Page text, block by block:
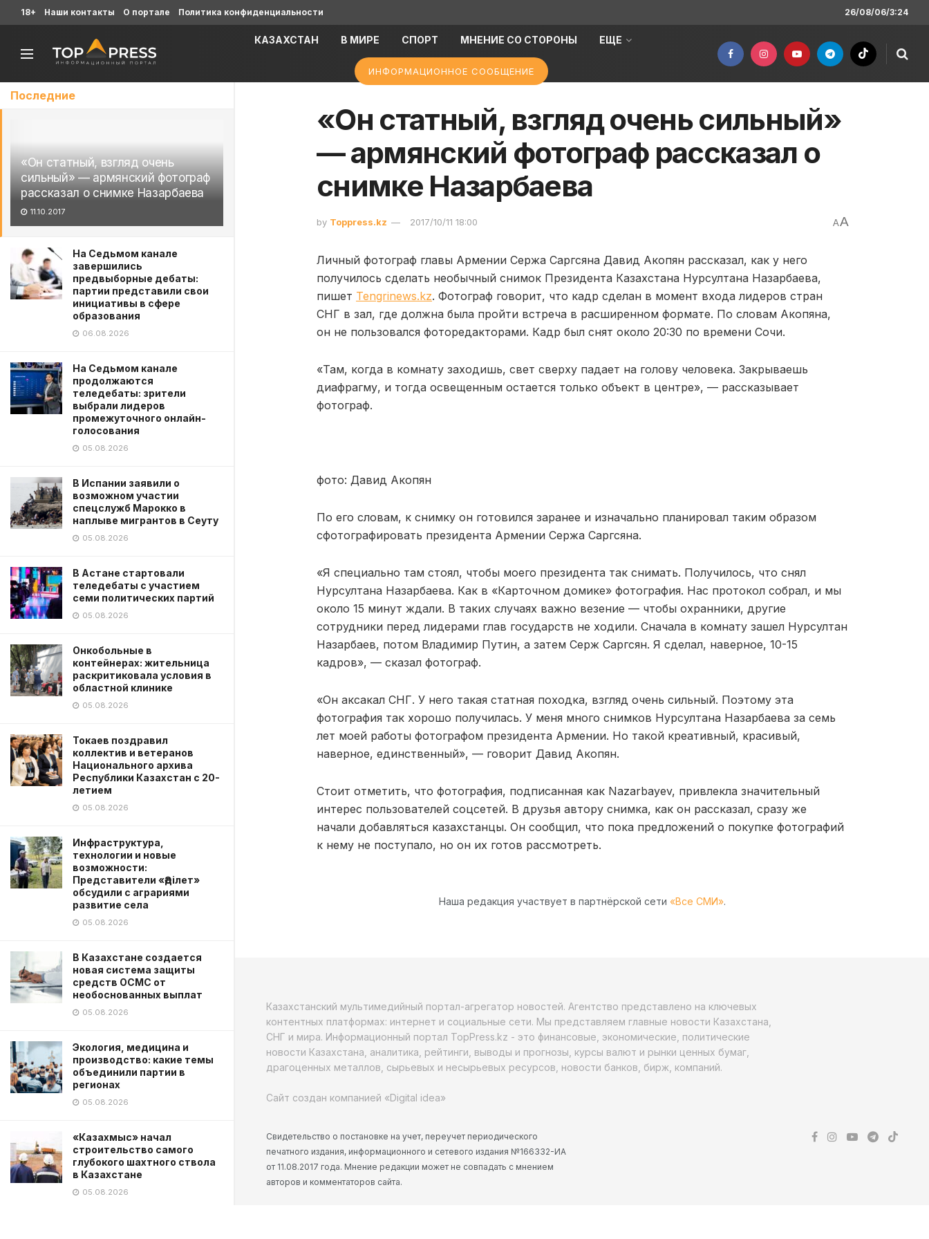
Последние
«Он статный, взгляд очень
сильный» — армянский фотограф
рассказал о снимке Назарбаева
11.10.2017
На Седьмом канале
завершились
предвыборные дебаты:
партии представили свои
инициативы в сфере
образования
06.08.2026
На Седьмом канале
продолжаются
теледебаты: зрители
выбрали лидеров
промежуточного онлайн-
голосования
05.08.2026
В Испании заявили о
возможном участии
спецслужб Марокко в
наплыве мигрантов в Сеуту
05.08.2026
В Астане стартовали
теледебаты с участием
семи политических партий
05.08.2026
Онкобольные в
контейнерах: жительница
раскритиковала условия в
областной клинике
05.08.2026
Токаев поздравил
коллектив и ветеранов
Национального архива
Республики Казахстан с 20-
летием
05.08.2026
Инфраструктура,
технологии и новые
возможности:
Представители «Әділет»
обсудили с аграриями
развитие села
05.08.2026
В Казахстане создается
новая система защиты
средств ОСМС от
необоснованных выплат
05.08.2026
Экология, медицина и
производство: какие темы
объединили партии в
регионах
05.08.2026
«Казахмыс» начал
строительство самого
глубокого шахтного ствола
в Казахстане
05.08.2026
18+ Наши контакты О портале Политика конфиденциальности 26/08/06/3:24
КАЗАХСТАН В МИРЕ СПОРТ МНЕНИЕ СО СТОРОНЫ ЕЩЕ
ИНФОРМАЦИОННОЕ СООБЩЕНИЕ
«Он статный, взгляд очень сильный»
— армянский фотограф рассказал о
снимке Назарбаева
by Toppress.kz 2017/10/11 18:00 AA
Личный фотограф главы Армении Сержа Саргсяна Давид Акопян рассказал, как у него
получилось сделать необычный снимок Президента Казахстана Нурсултана Назарбаева,
пишет Tengrinews.kz. Фотограф говорит, что кадр сделан в момент входа лидеров стран
СНГ в зал, где должна была пройти встреча в расширенном формате. По словам Акопяна,
он не пользовался фоторедакторами. Кадр был снят около 20:30 по времени Сочи.
«Там, когда в комнату заходишь, свет сверху падает на голову человека. Закрываешь
диафрагму, и тогда освещенным остается только объект в центре», — рассказывает
фотограф.
фото: Давид Акопян
По его словам, к снимку он готовился заранее и изначально планировал таким образом
сфотографировать президента Армении Сержа Саргсяна.
«Я специально там стоял, чтобы моего президента так снимать. Получилось, что снял
Нурсултана Назарбаева. Как в «Карточном домике» фотография. Нас протокол собрал, и мы
около 15 минут ждали. В таких случаях важно везение — чтобы охранники, другие
сотрудники перед лидерами глав государств не ходили. Сначала в комнату зашел Нурсултан
Назарбаев, потом Владимир Путин, а затем Серж Саргсян. Я сделал, наверное, 10-15
кадров», — сказал фотограф.
«Он аксакал СНГ. У него такая статная походка, взгляд очень сильный. Поэтому эта
фотография так хорошо получилась. У меня много снимков Нурсултана Назарбаева за семь
лет моей работы фотографом президента Армении. Но такой креативный, красивый,
наверное, единственный», — говорит Давид Акопян.
Стоит отметить, что фотография, подписанная как Nazarbayev, привлекла значительный
интерес пользователей соцсетей. В друзья автору снимка, как он рассказал, сразу же
начали добавляться казахстанцы. Он сообщил, что пока предложений о покупке фотографий
к нему не поступало, но он их готов рассмотреть.
Наша редакция участвует в партнёрской сети «Все СМИ».
Казахстанский мультимедийный портал-агрегатор новостей. Агентство представлено на ключевых
контентных платформах: интернет и социальные сети. Мы представляем главные новости Казахстана,
СНГ и мира. Информационный портал TopPress.kz - это финансовые, экономические, политические
новости Казахстана, аналитика, рейтинги, выводы и прогнозы, курсы валют и рынки ценных бумаг,
драгоценных металлов, сырьевых и несырьевых ресурсов, новости банков, бирж, компаний.
Сайт создан компанией «Digital idea»
Свидетельство о постановке на учет, переучет периодического
печатного издания, информационного и сетевого издания №166332-ИА
от 11.08.2017 года. Мнение редакции может не совпадать с мнением
авторов и комментаторов сайта.